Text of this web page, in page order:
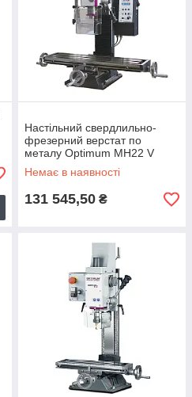
Настільний свердлильно-
фрезерний верстат по
металу Optimum MH22 V
Немає в наявності
131 545,50 ₴